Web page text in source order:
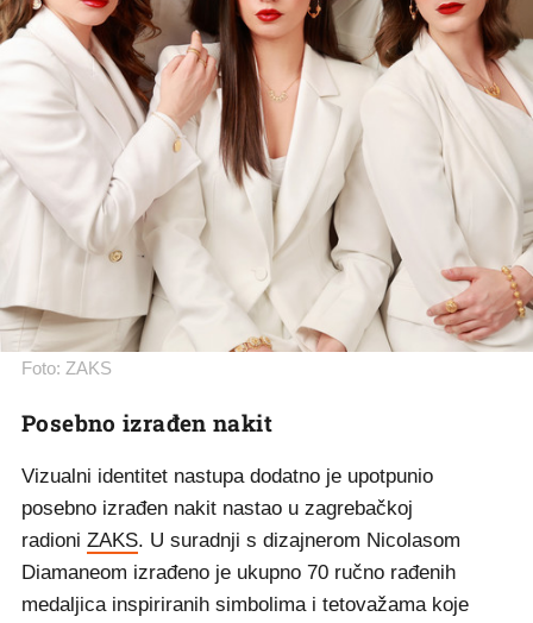
Foto: ZAKS
Posebno izrađen nakit
Vizualni identitet nastupa dodatno je upotpunio
posebno izrađen nakit nastao u zagrebačkoj
radioni ZAKS. U suradnji s dizajnerom Nicolasom
Diamaneom izrađeno je ukupno 70 ručno rađenih
medaljica inspiriranih simbolima i tetovažama koje